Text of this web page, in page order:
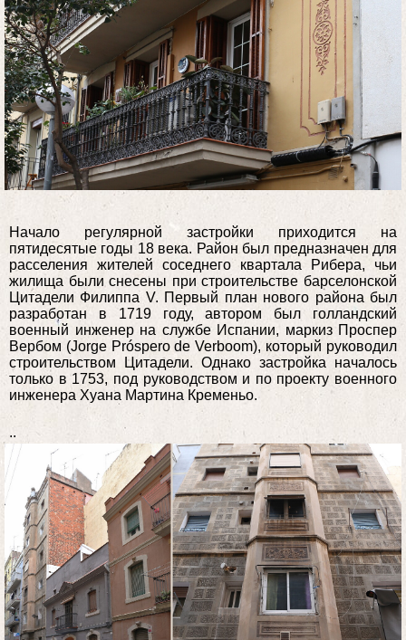
Начало регулярной застройки приходится на
пятидесятые годы 18 века. Район был предназначен для
расселения жителей соседнего квартала Рибера, чьи
жилища были снесены при строительстве барселонской
Цитадели Филиппа V. Первый план нового района был
разработан в 1719 году, автором был голландский
военный инженер на службе Испании, маркиз Проспер
Вербом (Jorge Próspero de Verboom), который руководил
строительством Цитадели. Однако застройка началось
только в 1753, под руководством и по проекту военного
инженера Хуана Мартина Кременьо.
..